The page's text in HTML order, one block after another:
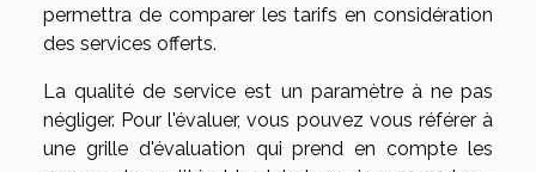
permettra de comparer les tarifs en considération
des services offerts.
La qualité de service est un paramètre à ne pas
négliger. Pour l'évaluer, vous pouvez vous référer à
une grille d'évaluation qui prend en compte les